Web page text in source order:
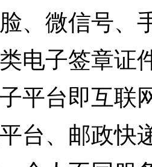
、微信号、
电子签章证
平台即互联
台、邮政快